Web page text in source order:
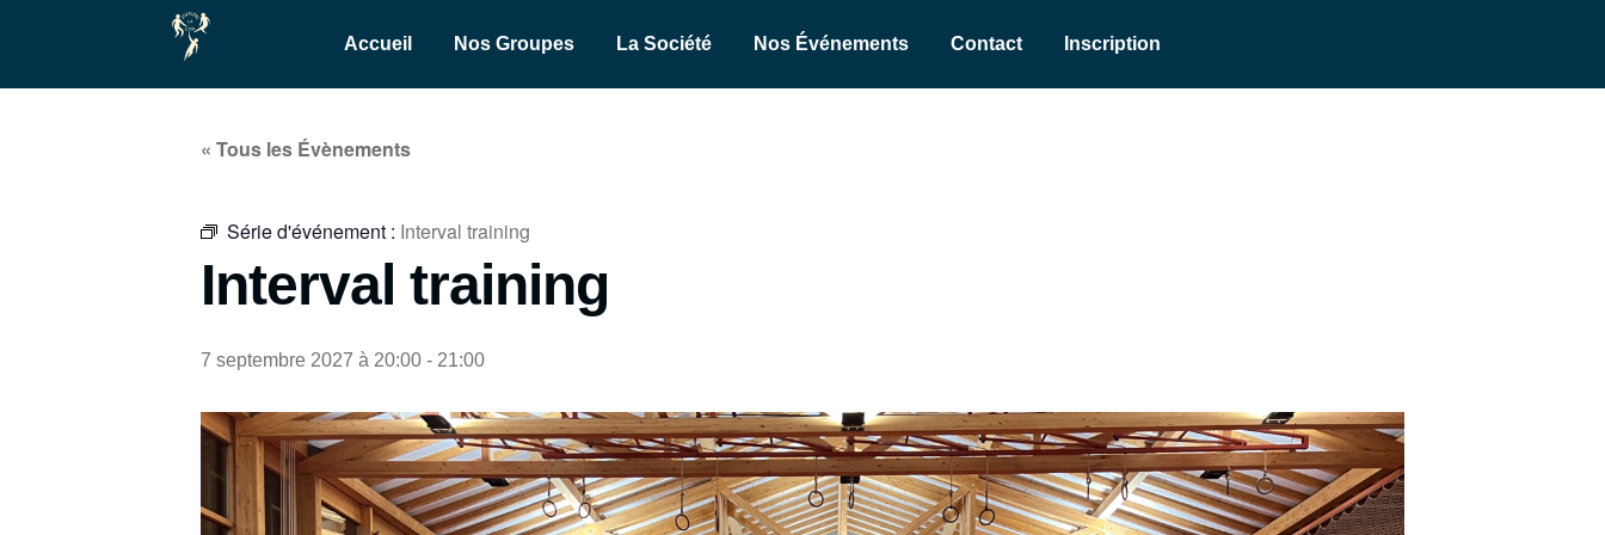
Accueil Nos Groupes La Société Nos Événements Contact Inscription
« Tous les Évènements
Série d'événement : Interval training
Interval training
7 septembre 2027 à 20:00 - 21:00